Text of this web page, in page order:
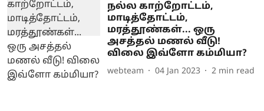
நல்ல காற்றோட்டம்,
மாடித்தோட்டம்,
மரத்தூண்கள்... ஒரு
அசத்தல் மணல் வீடு!
விலை இவ்ளோ கம்மியா?
webteam 04 Jan 2023 2 min read